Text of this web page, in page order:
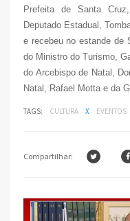
Prefeita de Santa
Deputado Estadual,
e recebeu no estande de
do Ministro do Turismo,
do Arcebispo de Natal,
Natal, Rafael Motta e da
TAGS: CULTURA X EVENTOS
Compartilhar: